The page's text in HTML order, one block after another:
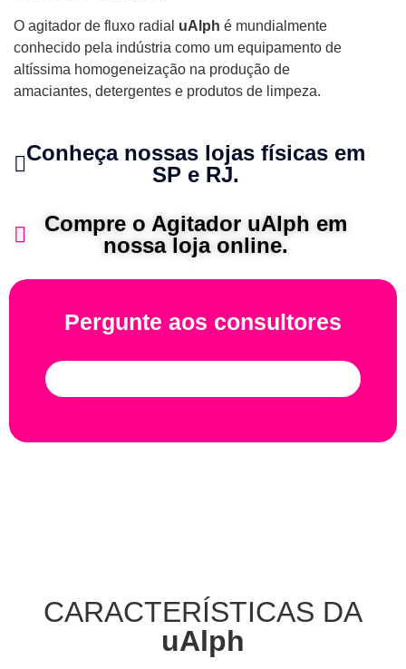
O agitador de fluxo radial uAlph é mundialmente
conhecido pela indústria como um equipamento de
altíssima homogeneização na produção de
amaciantes, detergentes e produtos de limpeza.
Conheça nossas lojas físicas em
SP e RJ.
Compre o Agitador uAlph em
nossa loja online.
Pergunte aos consultores
CARACTERÍSTICAS DA
uAlph